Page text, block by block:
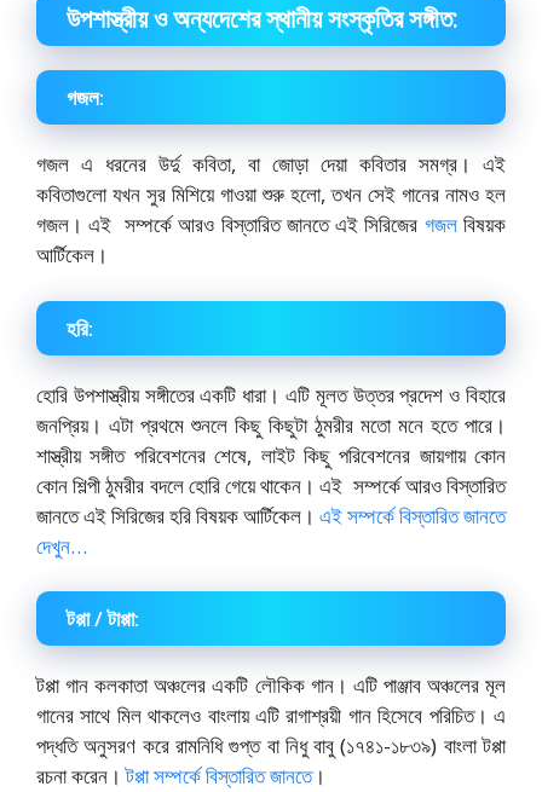
উপশাস্ত্রীয় ও অন্যদেশের স্থানীয় সংস্কৃতির সঙ্গীত:
গজল:
গজল এ ধরনের উর্দু কবিতা, বা জোড়া দেয়া কবিতার সমগ্র। এই
কবিতাগুলো যখন সুর মিশিয়ে গাওয়া শুরু হলো, তখন সেই গানের নামও হল
গজল। এই সম্পর্কে আরও বিস্তারিত জানতে এই সিরিজের গজলবিষয়ক
আর্টিকেল।
হরি:
হোরি উপশাস্ত্রীয় সঙ্গীতের একটি ধারা। এটি মূলত উত্তর প্রদেশ ও বিহারে
জনপ্রিয়। এটা প্রথমে শুনলে কিছু কিছুটা ঠুমরীর মতো মনে হতে পারে।
শাস্ত্রীয় সঙ্গীত পরিবেশনের শেষে, লাইট কিছু পরিবেশনের জায়গায় কোন
কোন শিল্পী ঠুমরীর বদলে হোরি গেয়ে থাকেন। এই সম্পর্কে আরও বিস্তারিত
জানতে এই সিরিজের হরি বিষয়ক আর্টিকেল। এই সম্পর্কে বিস্তারিত জানতে
দেখুন…
টপ্পা / টাপ্পা:
টপ্পা গান কলকাতা অঞ্চলের একটি লৌকিক গান। এটি পাঞ্জাব অঞ্চলের মূল
গানের সাথে মিল থাকলেও বাংলায় এটি রাগাশ্রয়ী গান হিসেবে পরিচিত। এ
পদ্ধতি অনুসরণ করে রামনিধি গুপ্ত বা নিধু বাবু (১৭৪১-১৮৩৯) বাংলা টপ্পা
রচনা করেন।টপ্পা সম্পর্কে বিস্তারিত জানতে।